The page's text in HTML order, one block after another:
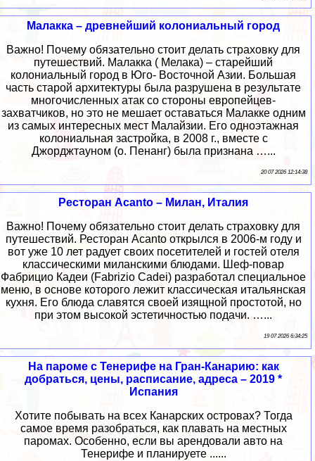
Малакка – древнейший колониальный город
Важно! Почему обязательно стоит делать страховку для
путешествий. Малакка ( Мелака) – старейший
колониальный город в Юго- Восточной Азии. Большая
часть старой архитектуры была разрушена в результате
многочисленных атак со стороны европейцев-
захватчиков, но это не мешает оставаться Малакке одним
из самых интересных мест Малайзии. Его одноэтажная
колониальная застройка, в 2008 г., вместе с
Джорджтауном (о. Пенанг) была признана …...
20 07 2026 12:14:38
Ресторан Acanto – Милан, Италия
Важно! Почему обязательно стоит делать страховку для
путешествий. Ресторан Acanto открылся в 2006-м году и
вот уже 10 лет радует своих посетителей и гостей отеля
классическими миланскими блюдами. Шеф-повар
Фабрицио Кадеи (Fabrizio Cadei) разработал специальное
меню, в основе которого лежит классическая итальянская
кухня. Его блюда славятся своей изящной простотой, но
при этом высокой эстетичностью подачи. …...
19 07 2026 6:34:25
На пароме с Тенерифе на Гран-Канарию: как
добраться, цены, расписание, адреса – 2019 *
Испания
Хотите побывать на всех Канарских островах? Тогда
самое время разобраться, как плавать на местных
паромах. Особенно, если вы арендовали авто на
Тенерифе и планируете ......